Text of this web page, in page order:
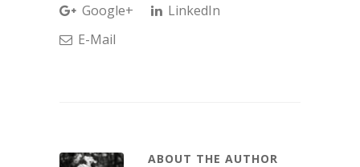
Google+
LinkedIn
E-Mail
ABOUT THE AUTHOR